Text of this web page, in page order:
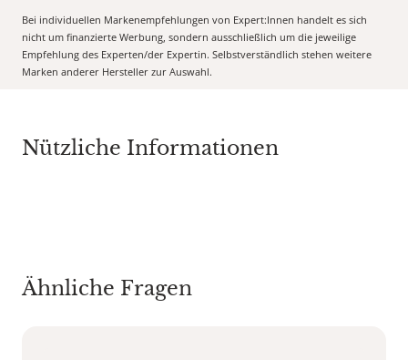
Bei individuellen Markenempfehlungen von Expert:Innen handelt es sich
nicht um finanzierte Werbung, sondern ausschließlich um die jeweilige
Empfehlung des Experten/der Expertin. Selbstverständlich stehen weitere
Marken anderer Hersteller zur Auswahl.
Nützliche Informationen
Ähnliche Fragen